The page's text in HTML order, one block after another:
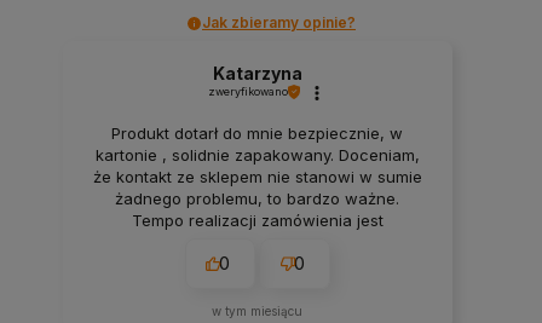
Jak zbieramy opinie?
Katarzyna
zweryfikowano
Produkt dotarł do mnie bezpiecznie, w
kartonie , solidnie zapakowany. Doceniam,
że kontakt ze sklepem nie stanowi w sumie
żadnego problemu, to bardzo ważne.
Tempo realizacji zamówienia jest
przesyłka dojdzie do mnie tak szybko.
0 0
w tym miesiącu